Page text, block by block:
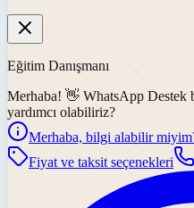
Eğitim Danışmanı
Merhaba! 👋 WhatsApp Destek
yardımcı olabiliriz?
Merhaba, bilgi alabilir
Fiyat ve taksit seçenekleri